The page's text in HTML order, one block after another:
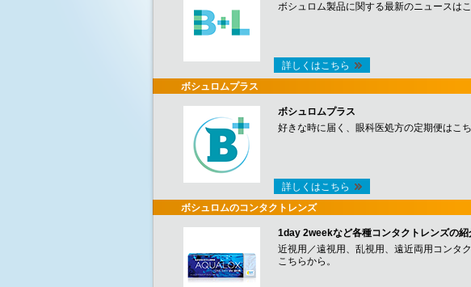
ボシュロム製品に関する最新のニュースはこ
詳しくはこちら
ボシュロムプラス
ボシュロムプラス
好きな時に届く、眼科医処方の定期便はこち
詳しくはこちら
ボシュロムのコンタクトレンズ
1day 2weekなど各種コンタクトレンズの紹
近視用／遠視用、乱視用、遠近両用コンタ
こちらから。